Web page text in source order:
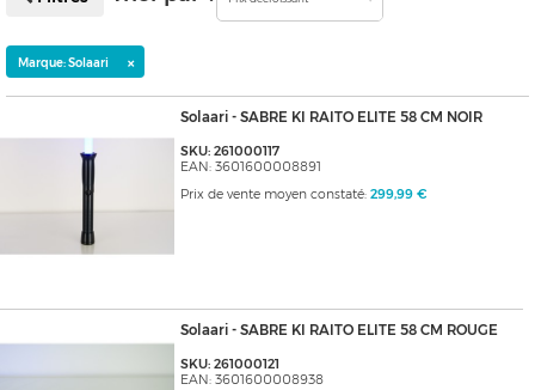
Marque: Solaari ×
Solaari - SABRE KI RAITO ELITE 58 CM NOIR
SKU: 261000117
EAN: 3601600008891
Prix de vente moyen constaté: 299,99 €
Solaari - SABRE KI RAITO ELITE 58 CM ROUGE
SKU: 261000121
EAN: 3601600008938